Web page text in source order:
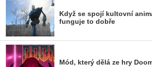
Když se spojí kultovní
funguje to dobře
Mód, který dělá ze hry